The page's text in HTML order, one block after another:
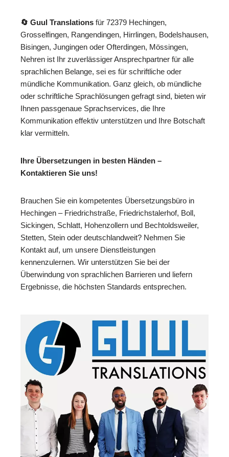
🔄 Guul Translations für 72379 Hechingen,
Grosselfingen, Rangendingen, Hirrlingen, Bodelshausen,
Bisingen, Jungingen oder Ofterdingen, Mössingen,
Nehren ist Ihr zuverlässiger Ansprechpartner für alle
sprachlichen Belange, sei es für schriftliche oder
mündliche Kommunikation. Ganz gleich, ob mündliche
oder schriftliche Sprachlösungen gefragt sind, bieten wir
Ihnen passgenaue Sprachservices, die Ihre
Kommunikation effektiv unterstützen und Ihre Botschaft
klar vermitteln.
Ihre Übersetzungen in besten Händen –
Kontaktieren Sie uns!
Brauchen Sie ein kompetentes Übersetzungsbüro in
Hechingen – Friedrichstraße, Friedrichstalerhof, Boll,
Sickingen, Schlatt, Hohenzollern und Bechtoldsweiler,
Stetten, Stein oder deutschlandweit? Nehmen Sie
Kontakt auf, um unsere Dienstleistungen
kennenzulernen. Wir unterstützen Sie bei der
Überwindung von sprachlichen Barrieren und liefern
Ergebnisse, die höchsten Standards entsprechen.